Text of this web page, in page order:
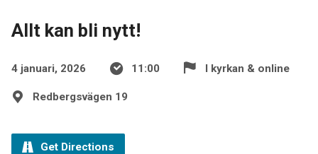
Allt kan bli nytt!
4 januari, 2026 11:00 I kyrkan & online
Redbergsvägen 19
Get Directions